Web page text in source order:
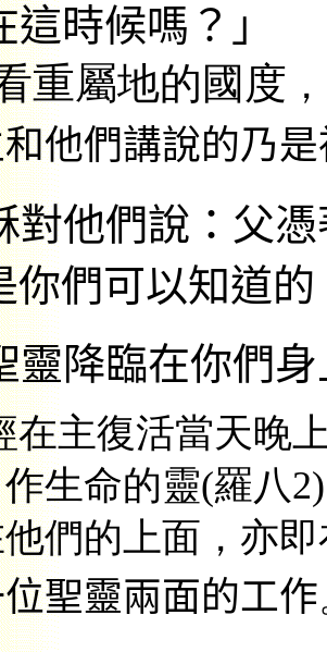
這時候嗎？」
重屬地的國度
他們講說的乃
對他們說：父憑
你們可以知道的
靈降臨在你們
在主復活當天晚
作生命的靈(羅八2)
們的上面，亦
聖靈兩面的工作